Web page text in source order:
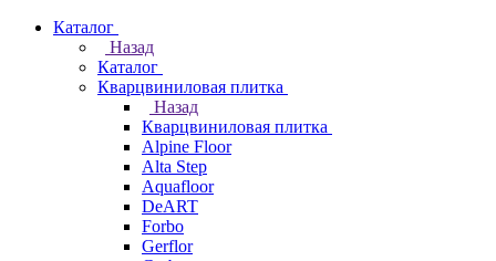
Каталог
Назад
Каталог
Кварцвиниловая плитка
Назад
Кварцвиниловая плитка
Alpine Floor
Alta Step
Aquafloor
DeART
Forbo
Gerflor